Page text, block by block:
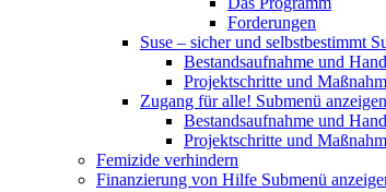
Forderungen
Suse – sicher und selbstbestimmt
Bestandsaufnahme und
Projektschritte und
Zugang für alle! Submenü anzeigen
Bestandsaufnahme und
Projektschritte und
Femizide verhindern
Finanzierung von Hilfe Submenü